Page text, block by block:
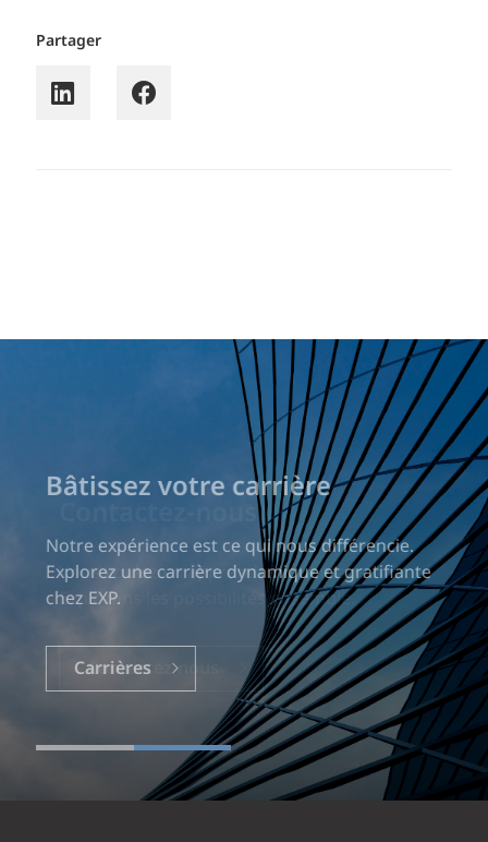
Partager
Bâtissez votre carrière
Notre expérience est ce qui nous différencie.
Explorez une carrière dynamique et gratifiante
chez EXP.
Carrières